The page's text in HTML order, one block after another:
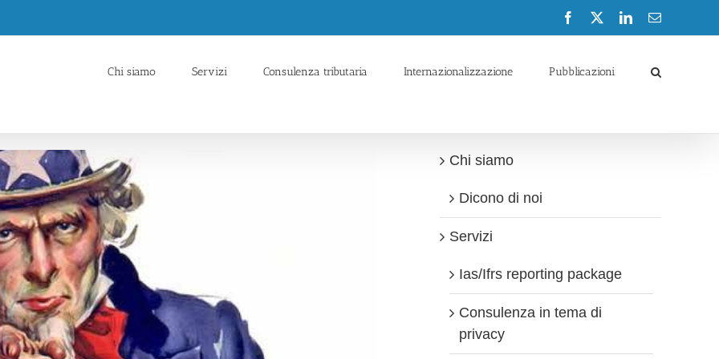
Facebook LinkedInEmail
Chi siamo Servizi Consulenza tributaria Internazionalizzazione Pubblicazioni
Chi siamo
Dicono di noi
Servizi
Ias/Ifrs reporting package
Consulenza in tema di
privacy